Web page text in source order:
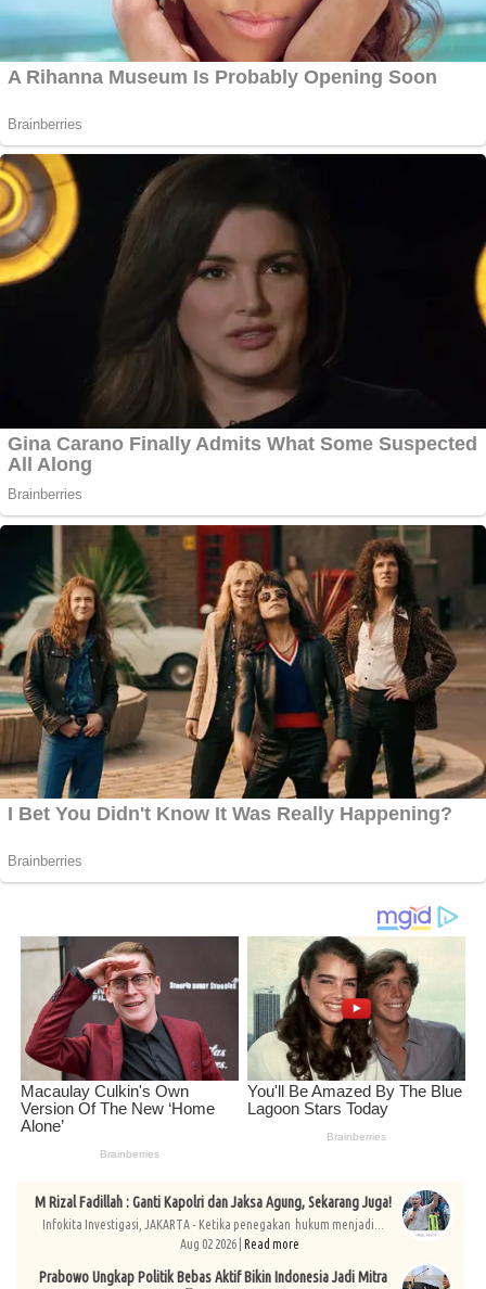
M Rizal Fadillah : Ganti Kapolri dan Jaksa Agung, Sekarang Juga!
Infokita Investigasi, JAKARTA - Ketika penegakan hukum menjadi...
Aug 02 2026 | Read more
Prabowo Ungkap Politik Bebas Aktif Bikin Indonesia Jadi Mitra